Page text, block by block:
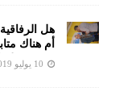
أم هناك
سيدي
10 يوليو 2019